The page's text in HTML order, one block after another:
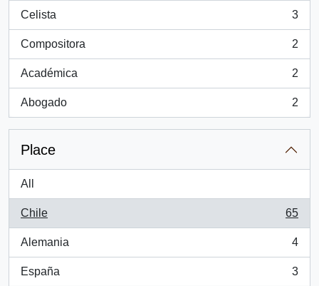
Celista
, 3 results
3
Compositora
, 2 results
2
Académica
, 2 results
2
Abogado
, 2 results
2
Place
All
Chile
, 65 results
65
Alemania
, 4 results
4
España
, 3 results
3